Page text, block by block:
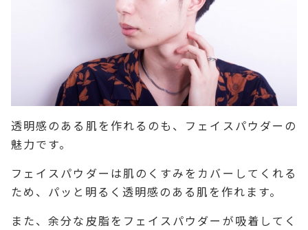
透明感のある肌を作れるのも、フェイスパウダーの
魅力です。
フェイスパウダーは肌のくすみをカバーしてくれる
ため、パッと明るく透明感のある肌を作れます。
また、余分な皮脂をフェイスパウダーが吸着してく